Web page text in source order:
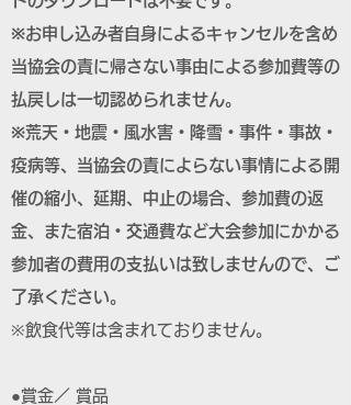
※お申し込み者自身によるキャンセルを含め
当協会の責に帰さない事由による参加費等の
払戻しは一切認められません。
※荒天・地震・風水害・降雪・事件・事故・
疫病等、当協会の責によらない事情による開
催の縮小、延期、中止の場合、参加費の返
金、また宿泊・交通費など大会参加にかかる
参加者の費用の支払いは致しませんので、ご
了承ください。
※飲食代等は含まれておりません。
●賞金／ 賞品